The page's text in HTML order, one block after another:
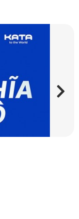
chiếc xe. Bộ thảm
nền khoa kỹ
lên tới 20 năm.
âm thanh hiệu